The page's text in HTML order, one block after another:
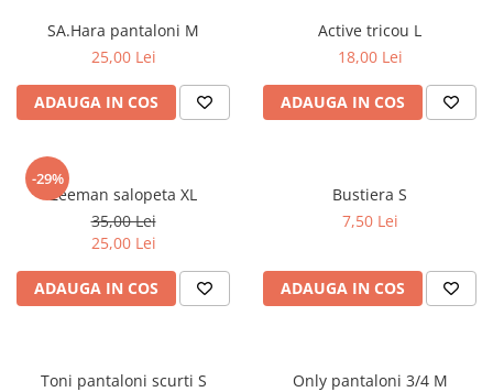
SA.Hara pantaloni M
25,00 Lei
ADAUGA IN COS
Active tricou L
18,00 Lei
ADAUGA IN COS
-29%
Zeeman salopeta XL
35,00 Lei
25,00 Lei
ADAUGA IN COS
Bustiera S
7,50 Lei
ADAUGA IN COS
Toni pantaloni scurti S
Only pantaloni 3/4 M